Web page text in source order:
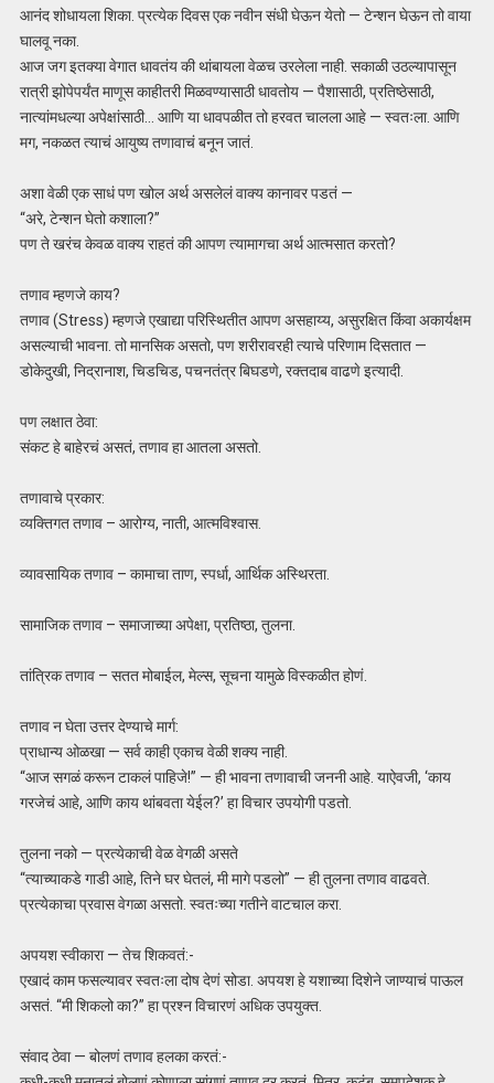
आनंद शोधायला शिका. प्रत्येक दिवस एक नवीन संधी घेऊन येतो — टेन्शन घेऊन तो वाया
घालवू नका.
आज जग इतक्या वेगात धावतंय की थांबायला वेळच उरलेला नाही. सकाळी उठल्यापासून
रात्री झोपेपर्यंत माणूस काहीतरी मिळवण्यासाठी धावतोय — पैशासाठी, प्रतिष्ठेसाठी,
नात्यांमधल्या अपेक्षांसाठी… आणि या धावपळीत तो हरवत चालला आहे — स्वतःला. आणि
मग, नकळत त्याचं आयुष्य तणावाचं बनून जातं.
अशा वेळी एक साधं पण खोल अर्थ असलेलं वाक्य कानावर पडतं —
“अरे, टेन्शन घेतो कशाला?”
पण ते खरंच केवळ वाक्य राहतं की आपण त्यामागचा अर्थ आत्मसात करतो?
तणाव म्हणजे काय?
तणाव (Stress) म्हणजे एखाद्या परिस्थितीत आपण असहाय्य, असुरक्षित किंवा अकार्यक्षम
असल्याची भावना. तो मानसिक असतो, पण शरीरावरही त्याचे परिणाम दिसतात —
डोकेदुखी, निद्रानाश, चिडचिड, पचनतंत्र बिघडणे, रक्तदाब वाढणे इत्यादी.
पण लक्षात ठेवा:
संकट हे बाहेरचं असतं, तणाव हा आतला असतो.
तणावाचे प्रकार:
व्यक्तिगत तणाव – आरोग्य, नाती, आत्मविश्वास.
व्यावसायिक तणाव – कामाचा ताण, स्पर्धा, आर्थिक अस्थिरता.
सामाजिक तणाव – समाजाच्या अपेक्षा, प्रतिष्ठा, तुलना.
तांत्रिक तणाव – सतत मोबाईल, मेल्स, सूचना यामुळे विस्कळीत होणं.
तणाव न घेता उत्तर देण्याचे मार्ग:
प्राधान्य ओळखा — सर्व काही एकाच वेळी शक्य नाही.
“आज सगळं करून टाकलं पाहिजे!” — ही भावना तणावाची जननी आहे. याऐवजी, ‘काय
गरजेचं आहे, आणि काय थांबवता येईल?’ हा विचार उपयोगी पडतो.
तुलना नको — प्रत्येकाची वेळ वेगळी असते
“त्याच्याकडे गाडी आहे, तिने घर घेतलं, मी मागे पडलो” — ही तुलना तणाव वाढवते.
प्रत्येकाचा प्रवास वेगळा असतो. स्वतःच्या गतीने वाटचाल करा.
अपयश स्वीकारा — तेच शिकवतं:-
एखादं काम फसल्यावर स्वतःला दोष देणं सोडा. अपयश हे यशाच्या दिशेने जाण्याचं पाऊल
असतं. “मी शिकलो का?” हा प्रश्न विचारणं अधिक उपयुक्त.
संवाद ठेवा — बोलणं तणाव हलका करतं:-